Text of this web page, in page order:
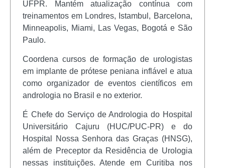
UFPR. Mantém atualização contínua com
treinamentos em Londres, Istambul, Barcelona,
Minneapolis, Miami, Las Vegas, Bogotá e São
Paulo.
Coordena cursos de formação de urologistas
em implante de prótese peniana inflável e atua
como organizador de eventos científicos em
andrologia no Brasil e no exterior.
É Chefe do Serviço de Andrologia do Hospital
Universitário Cajuru (HUC/PUC-PR) e do
Hospital Nossa Senhora das Graças (HNSG),
além de Preceptor da Residência de Urologia
nessas instituições. Atende em Curitiba nos